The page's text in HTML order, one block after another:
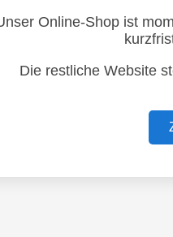
Online-Shop ist
Die restliche Website